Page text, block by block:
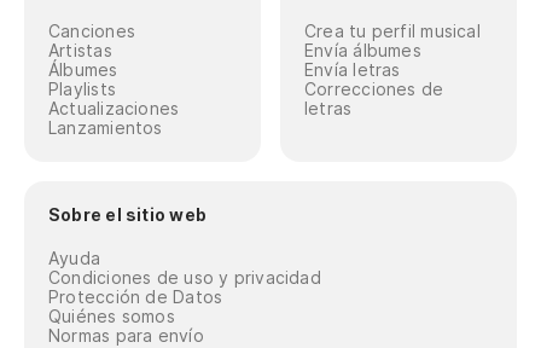
Canciones
Artistas
Álbumes
Playlists
Actualizaciones
Lanzamientos
Crea tu perfil musical
Envía álbumes
Envía letras
Correcciones de
letras
Sobre el sitio web
Ayuda
Condiciones de uso y privacidad
Protección de Datos
Quiénes somos
Normas para envío